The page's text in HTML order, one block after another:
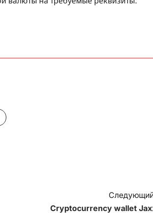
Cryptocurrency wallet